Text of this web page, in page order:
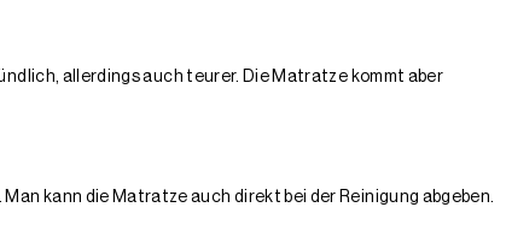
allerdings auch teurer. Die Matratze kommt aber
kann die Matratze auch direkt bei der Reinigung abgeben.